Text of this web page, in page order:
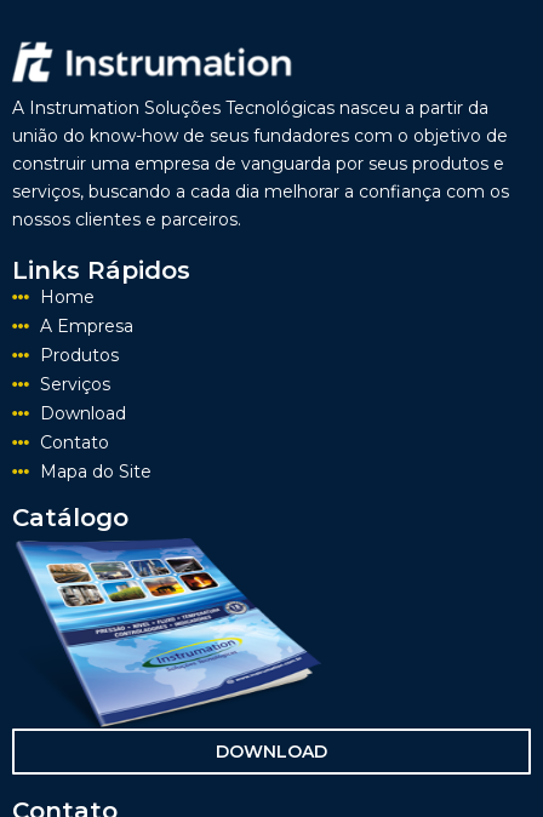
A Instrumation Soluções Tecnológicas nasceu a partir da
união do know-how de seus fundadores com o objetivo de
construir uma empresa de vanguarda por seus produtos e
serviços, buscando a cada dia melhorar a confiança com os
nossos clientes e parceiros.
Links Rápidos
Home
A Empresa
Produtos
Serviços
Download
Contato
Mapa do Site
Catálogo
DOWNLOAD
Contato